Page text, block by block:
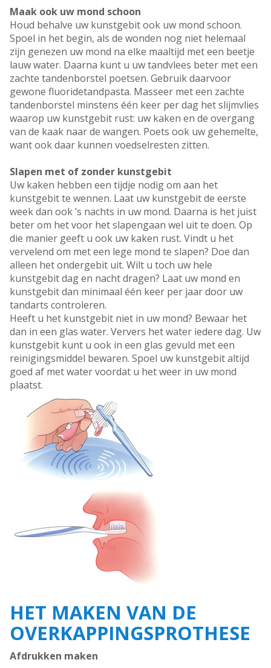
Maak ook uw mond schoon
Houd behalve uw kunstgebit ook uw mond schoon.
Spoel in het begin, als de wonden nog niet helemaal
zijn genezen uw mond na elke maaltijd met een beetje
lauw water. Daarna kunt u uw tandvlees beter met een
zachte tandenborstel poetsen. Gebruik daarvoor
gewone fluoridetandpasta. Masseer met een zachte
tandenborstel minstens één keer per dag het slijmvlies
waarop uw kunstgebit rust: uw kaken en de overgang
van de kaak naar de wangen. Poets ook uw gehemelte,
want ook daar kunnen voedselresten zitten.
Slapen met of zonder kunstgebit
Uw kaken hebben een tijdje nodig om aan het
kunstgebit te wennen. Laat uw kunstgebit de eerste
week dan ook ’s nachts in uw mond. Daarna is het juist
beter om het voor het slapengaan wel uit te doen. Op
die manier geeft u ook uw kaken rust. Vindt u het
vervelend om met een lege mond te slapen? Doe dan
alleen het ondergebit uit. Wilt u toch uw hele
kunstgebit dag en nacht dragen? Laat uw mond en
kunstgebit dan minimaal één keer per jaar door uw
tandarts controleren.
Heeft u het kunstgebit niet in uw mond? Bewaar het
dan in een glas water. Ververs het water iedere dag. Uw
kunstgebit kunt u ook in een glas gevuld met een
reinigingsmiddel bewaren. Spoel uw kunstgebit altijd
goed af met water voordat u het weer in uw mond
plaatst.
HET MAKEN VAN DE
OVERKAPPINGSPROTHESE
Afdrukken maken